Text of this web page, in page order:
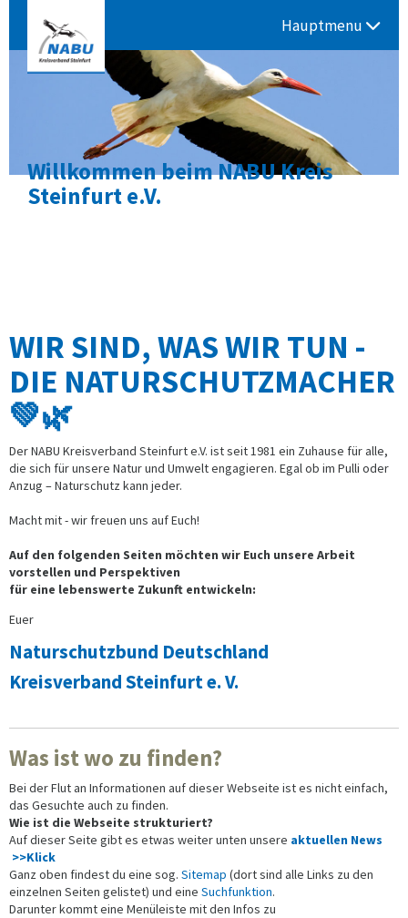
Hauptmenu
Naturtelefon
Infos >> Klick
WIR SIND, WAS WIR TUN -
DIE NATURSCHUTZMACHER
💚🌿
Der NABU Kreisverband Steinfurt e.V. ist seit 1981 ein Zuhause für alle,
die sich für unsere Natur und Umwelt engagieren. Egal ob im Pulli oder
Anzug – Naturschutz kann jeder.
Macht mit - wir freuen uns auf Euch!
Auf den folgenden Seiten möchten wir Euch unsere Arbeit
vorstellen und Perspektiven
für eine lebenswerte Zukunft entwickeln:
Euer
Naturschutzbund Deutschland
Kreisverband Steinfurt e. V.
Was ist wo zu finden?
Bei der Flut an Informationen auf dieser Webseite ist es nicht einfach,
das Gesuchte auch zu finden.
Wie ist die Webseite strukturiert?
Auf dieser Seite gibt es etwas weiter unten unsere aktuellen News
>>Klick
Ganz oben findest du eine sog. Sitemap (dort sind alle Links zu den
einzelnen Seiten gelistet) und eine Suchfunktion.
Darunter kommt eine Menüleiste mit den Infos zu